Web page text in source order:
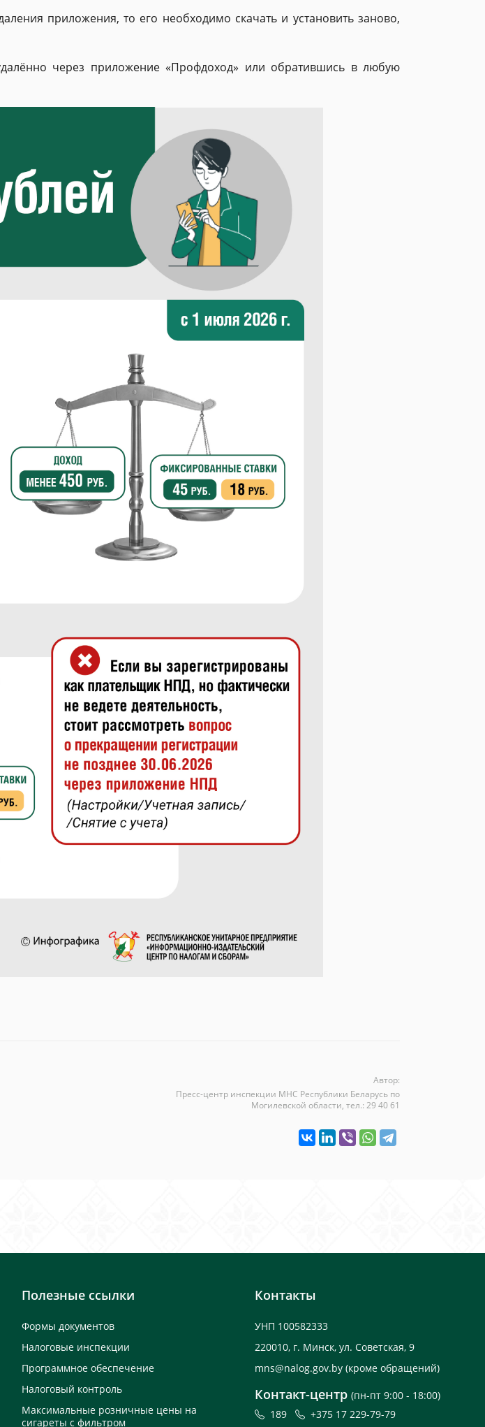
приложения, то его необходимо скачать и установить заново,
через приложение «Профдоход» или обратившись в любую
Автор:
Пресс-центр инспекции МНС Республики Беларусь по
Могилевской области, тел.: 29 40 61
Полезные ссылки
Формы документов
Налоговые инспекции
Программное обеспечение
Налоговый контроль
Максимальные розничные цены на
сигареты с фильтром
Контакты
УНП 100582333
220010, г. Минск, ул. Советская, 9
mns@nalog.gov.by (кроме обращений)
Контакт-центр (пн-пт 9:00 - 18:00)
189
+375 17 229-79-79